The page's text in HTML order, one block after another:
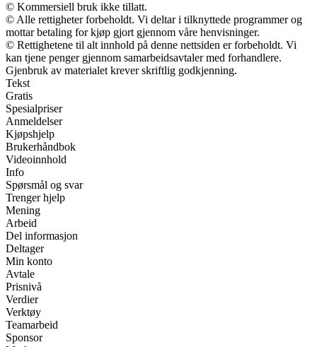
© Kommersiell bruk ikke tillatt.
© Alle rettigheter forbeholdt. Vi deltar i tilknyttede programmer og
mottar betaling for kjøp gjort gjennom våre henvisninger.
© Rettighetene til alt innhold på denne nettsiden er forbeholdt. Vi
kan tjene penger gjennom samarbeidsavtaler med forhandlere.
Gjenbruk av materialet krever skriftlig godkjenning.
Tekst
Gratis
Spesialpriser
Anmeldelser
Kjøpshjelp
Brukerhåndbok
Videoinnhold
Info
Spørsmål og svar
Trenger hjelp
Mening
Arbeid
Del informasjon
Deltager
Min konto
Avtale
Prisnivå
Verdier
Verktøy
Teamarbeid
Sponsor